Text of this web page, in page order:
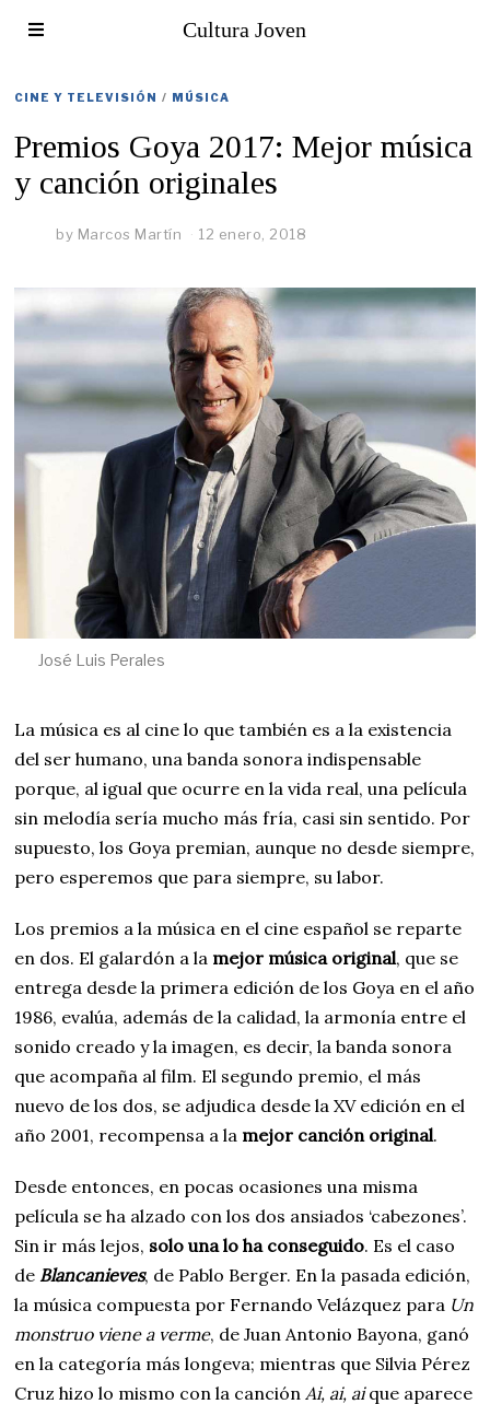
Cultura Joven
CINE Y TELEVISIÓN / MÚSICA
Premios Goya 2017: Mejor música
y canción originales
by Marcos Martín 12 enero, 2018
José Luis Perales
La música es al cine lo que también es a la existencia
del ser humano, una banda sonora indispensable
porque, al igual que ocurre en la vida real, una película
sin melodía sería mucho más fría, casi sin sentido. Por
supuesto, los Goya premian, aunque no desde siempre,
pero esperemos que para siempre, su labor.
Los premios a la música en el cine español se reparte
en dos. El galardón a la mejor música original, que se
entrega desde la primera edición de los Goya en el año
1986, evalúa, además de la calidad, la armonía entre el
sonido creado y la imagen, es decir, la banda sonora
que acompaña al film. El segundo premio, el más
nuevo de los dos, se adjudica desde la XV edición en el
año 2001, recompensa a la mejor canción original.
Desde entonces, en pocas ocasiones una misma
película se ha alzado con los dos ansiados ‘cabezones’.
Sin ir más lejos, solo una lo ha conseguido. Es el caso
de Blancanieves, de Pablo Berger. En la pasada edición,
la música compuesta por Fernando Velázquez para Un
monstruo viene a verme, de Juan Antonio Bayona, ganó
en la categoría más longeva; mientras que Silvia Pérez
Cruz hizo lo mismo con la canciónAi, ai, aique aparece